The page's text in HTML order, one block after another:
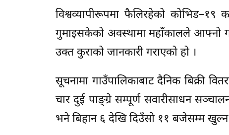
विश्वव्यापीरूपमा फैलिरहेको
गुमाइसकेको अवस्थामा महाँकालले आफ्नो
उक्त कुराको जानकारी गराएको हो ।
सूचनामा गाउँपालिकाबाट दैनिक बिक्री
चार दुई पाङ्ग्रे सम्पूर्ण सवारीसाधन
भने बिहान ६ देखि दिउँसो ११ बजेसम्म खुल्न